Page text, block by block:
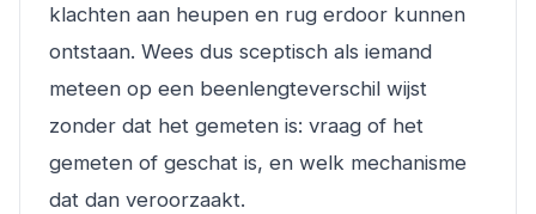
klachten aan heupen en rug erdoor kunnen
ontstaan. Wees dus sceptisch als iemand
meteen op een beenlengteverschil wijst
zonder dat het gemeten is: vraag of het
gemeten of geschat is, en welk mechanisme
dat dan veroorzaakt.